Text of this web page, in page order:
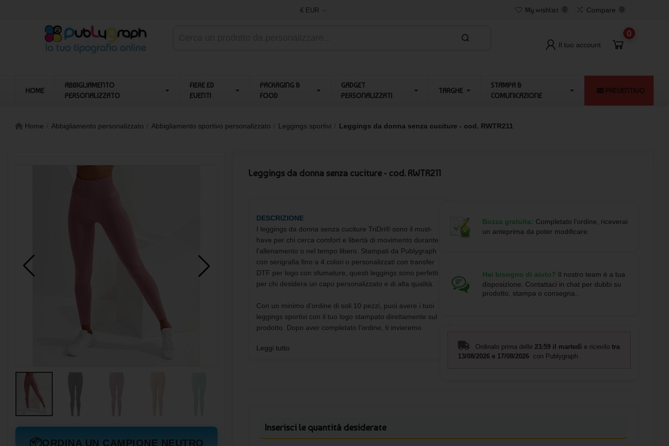
€ EUR My wishlist 0 Compare 0
Il tuo account
0
HOME
ABBIGLIAMENTO
PERSONALIZZATO
FIERE ED
EVENTI
PACKAGING &
FOOD
GADGET
PERSONALIZZATI
TARGHE
STAMPA &
COMUNICAZIONE
PREVENTIVO
Home Abbigliamento personalizzato Abbigliamento sportivo personalizzato Leggings sportivi Leggings da donna senza cuciture - cod. RWTR211
📦ORDINA UN CAMPIONE NEUTRO
Leggings da donna senza cuciture - cod. RWTR211
DESCRIZIONE
I leggings da donna senza cuciture TriDri® sono il must-
have per chi cerca comfort e libertà di movimento durante
l'allenamento o nel tempo libero. Stampati da Publygraph
con serigrafia fino a 4 colori o personalizzati con transfer
DTF per logo con sfumature, questi leggings sono perfetti
per chi desidera un capo personalizzato e di alta qualità.
Con un minimo d'ordine di soli 10 pezzi, puoi avere i tuoi
leggings sportivi con il tuo logo stampato direttamente sul
prodotto. Dopo aver completato l'ordine, ti invieremo
produzione. Le modalità di pagamento sono sicure e
La cintura alta e i dettagli a coste garantiscono un look alla
moda e una vestibilità perfetta. Le tasche su ogni coscia
Leggi tutto
Bozza gratuita: Completato l'ordine, riceverai
un anteprima da poter modificare.
Hai bisogno di aiuto? Il nostro team è a tua
disposizione. Contattaci in chat per dubbi su
prodotto, stampa o consegna..
Ordinalo prima delle 23:59 il martedì e ricevilo tra
13/08/2026 e 17/08/2026 con Publygraph
Inserisci le quantità desiderate